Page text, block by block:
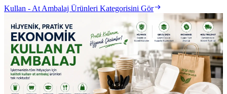
Kullan - At Ambalaj Ürünleri Kategorisini Gör